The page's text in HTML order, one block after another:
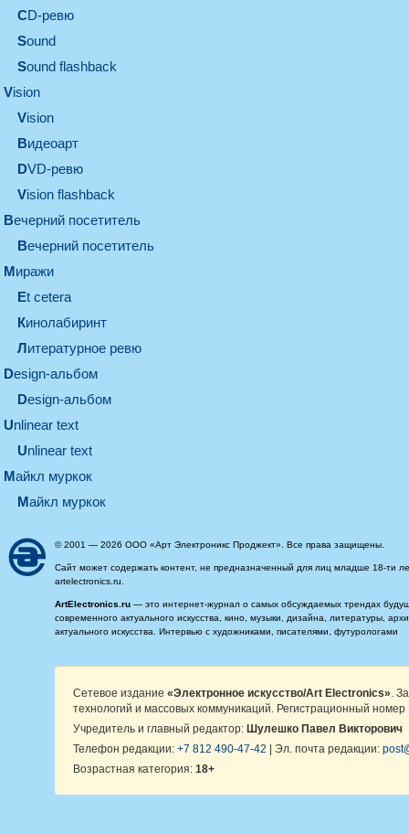
CD-ревю
sound
Sound flashback
vision
vision
видеоарт
DVD-ревю
Vision flashback
вечерний посетитель
вечерний посетитель
миражи
et cetera
кинолабиринт
литературное ревю
design-альбом
design-альбом
unlinear text
Unlinear text
майкл муркок
майкл муркок
© 2001 — 2026 ООО «Арт Электроникс Проджект». Все права защищены.
Сайт может содержать контент, не предназначенный для лиц младше 18-ти
artelectronics.ru.
ArtElectronics.ru — это интернет-журнал о самых обсуждаемых трендах
современного актуального искусства, кино, музыки, дизайна, литературы,
актуального искусства. Интервью с художниками, писателями, футурологами
Сетевое издание «Электронное искусство/Art Electronics» .
технологий и массовых коммуникаций. Регистрационный
Учредитель и главный редактор: Шулешко Павел Викторович
Телефон редакции: +7 812 490-47-42 | Эл. почта редакции:
Возрастная категория: 18+